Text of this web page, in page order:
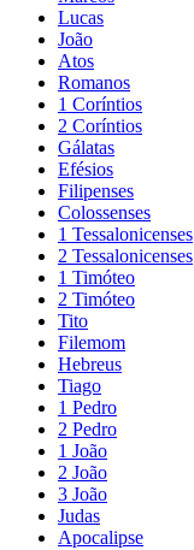
Lucas
João
Atos
Romanos
1 Coríntios
2 Coríntios
Gálatas
Efésios
Filipenses
Colossenses
1 Tessalonicenses
2 Tessalonicenses
1 Timóteo
2 Timóteo
Tito
Filemom
Hebreus
Tiago
1 Pedro
2 Pedro
1 João
2 João
3 João
Judas
Apocalipse